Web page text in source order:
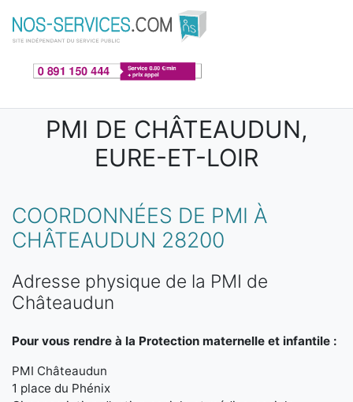
Aller au contenu principal
PMI DE CHÂTEAUDUN,
EURE-ET-LOIR
COORDONNÉES DE PMI À
CHÂTEAUDUN 28200
Adresse physique de la PMI de
Châteaudun
Pour vous rendre à la Protection maternelle et infantile :
PMI Châteaudun
1 place du Phénix